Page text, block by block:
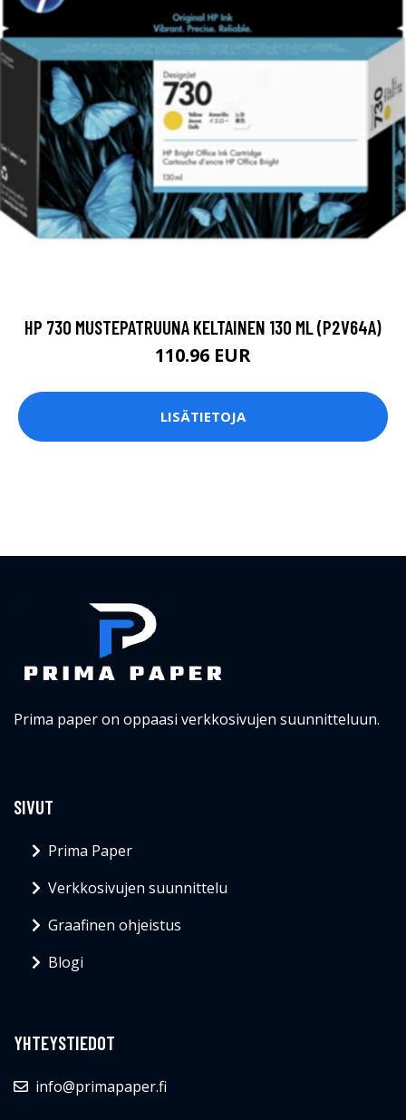
HP 730 MUSTEPATRUUNA KELTAINEN 130 ML (P2V64A)
110.96 EUR
LISÄTIETOJA
Prima paper on oppaasi verkkosivujen suunnitteluun.
SIVUT
Prima Paper
Verkkosivujen suunnittelu
Graafinen ohjeistus
Blogi
YHTEYSTIEDOT
info@primapaper.fi